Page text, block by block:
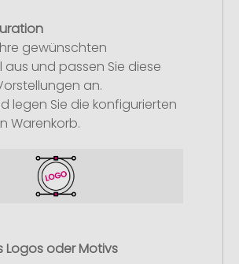
gewünschten
aus und passen Sie diese
an.
legen Sie die konfigurierten
Warenkorb.
Logos oder Motivs